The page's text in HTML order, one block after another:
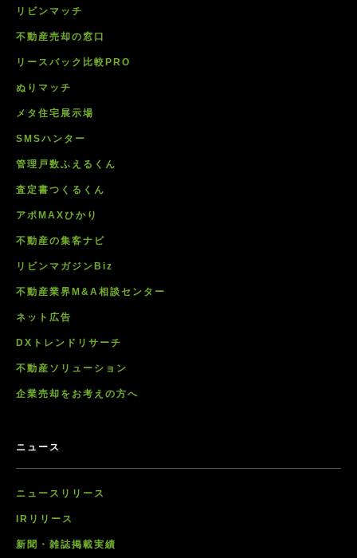
リビンマッチ
不動産売却の窓口
リースバック比較PRO
ぬりマッチ
メタ住宅展示場
SMSハンター
管理戸数ふえるくん
査定書つくるくん
アポMAXひかり
不動産の集客ナビ
リビンマガジンBiz
不動産業界M&A相談センター
ネット広告
DXトレンドリサーチ
不動産ソリューション
企業売却をお考えの方へ
ニュース
ニュースリリース
IRリリース
新聞・雑誌掲載実績